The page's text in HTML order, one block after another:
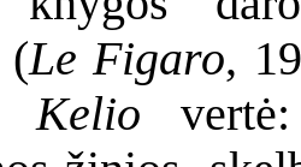
(Le Figaro,
Kelio